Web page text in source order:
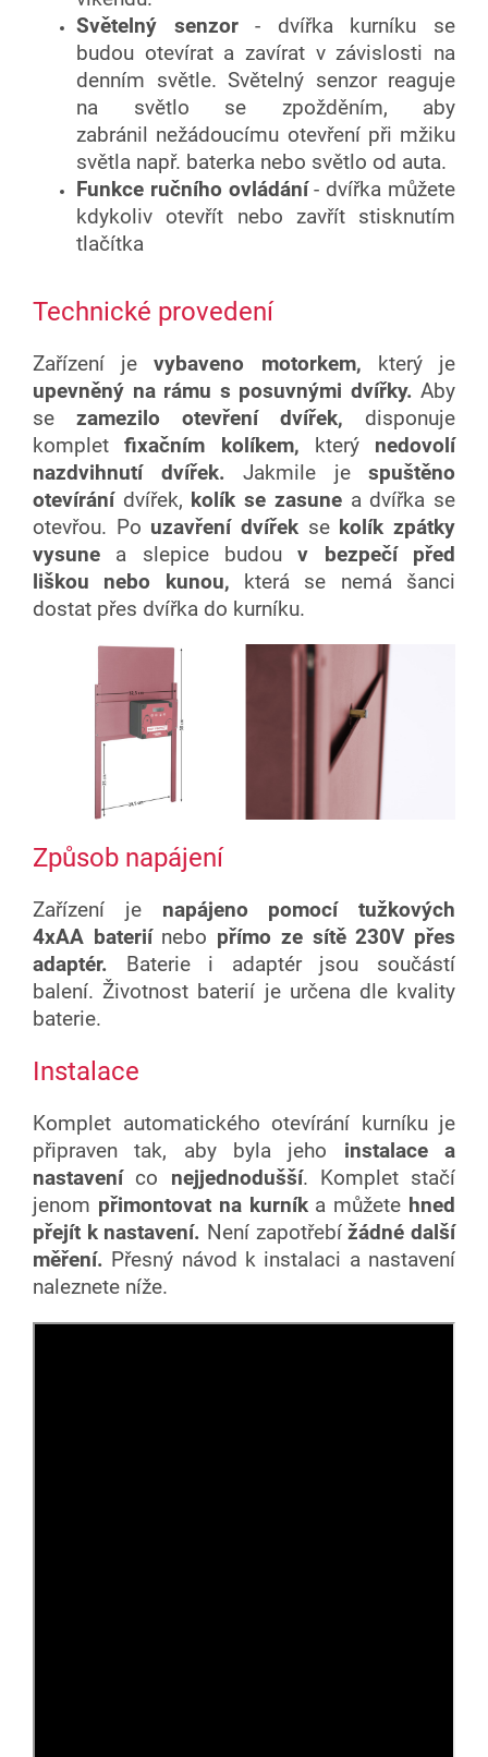
Světelný senzor- dvířka kurníku se
budou otevírat a zavírat v závislosti na
denním světle. Světelný senzor reaguje
na světlo se zpožděním, aby
zabránil nežádoucímu otevření při mžiku
světla např. baterka nebo světlo od auta.
Funkce ručního ovládání- dvířka můžete
kdykoliv otevřít nebo zavřít stisknutím
tlačítka
Technické provedení
Zařízení jevybaveno motorkem, který je
upevněný na rámu s posuvnými dvířky. Aby
se zamezilo otevření dvířek, disponuje
komplet fixačním kolíkem, který nedovolí
nazdvihnutí dvířek. Jakmile je spuštěno
otevíránídvířek, kolík se zasunea dvířka se
otevřou. Po uzavření dvířek se kolík zpátky
vysune a slepice budouv bezpečí před
liškou
nebo kunou, která se nemá šanci
dostat přes dvířka do kurníku.
Způsob napájení
Zařízení je napájeno pomocí tužkových
4xAA baterií nebo přímo ze sítě 230V přes
adaptér.
Baterie i adaptér jsou součástí
balení. Životnost baterií jeurčena dle kvality
baterie.
Instalace
Komplet automatického otevírání kurníku je
připraven tak, aby byla jeho instalace a
nastaveníco nejjednodušší. Komplet stačí
jenom přimontovat na kurníka můžete hned
přejít k nastavení. Není zapotřebížádné další
měření. Přesný návod k instalaci a nastavení
naleznete níže.